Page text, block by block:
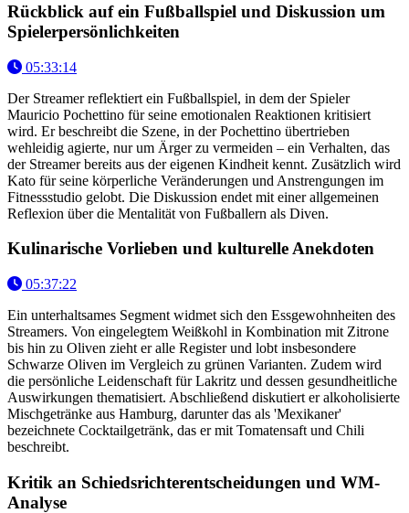
Rückblick auf ein Fußballspiel und Diskussion um
Spielerpersönlichkeiten
05:33:14
Der Streamer reflektiert ein Fußballspiel, in dem der Spieler
Mauricio Pochettino für seine emotionalen Reaktionen kritisiert
wird. Er beschreibt die Szene, in der Pochettino übertrieben
wehleidig agierte, nur um Ärger zu vermeiden – ein Verhalten, das
der Streamer bereits aus der eigenen Kindheit kennt. Zusätzlich wird
Kato für seine körperliche Veränderungen und Anstrengungen im
Fitnessstudio gelobt. Die Diskussion endet mit einer allgemeinen
Reflexion über die Mentalität von Fußballern als Diven.
Kulinarische Vorlieben und kulturelle Anekdoten
05:37:22
Ein unterhaltsames Segment widmet sich den Essgewohnheiten des
Streamers. Von eingelegtem Weißkohl in Kombination mit Zitrone
bis hin zu Oliven zieht er alle Register und lobt insbesondere
Schwarze Oliven im Vergleich zu grünen Varianten. Zudem wird
die persönliche Leidenschaft für Lakritz und dessen gesundheitliche
Auswirkungen thematisiert. Abschließend diskutiert er alkoholisierte
Mischgetränke aus Hamburg, darunter das als 'Mexikaner'
bezeichnete Cocktailgetränk, das er mit Tomatensaft und Chili
beschreibt.
Kritik an Schiedsrichterentscheidungen und WM-
Analyse